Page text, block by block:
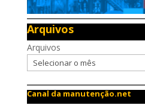
Arquivos
Arquivos
Canal da manutenção.net